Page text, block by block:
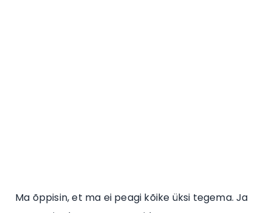
Ma õppisin, et ma ei peagi kõike üksi tegema. Ja